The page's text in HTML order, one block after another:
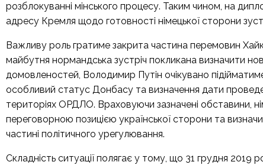
розблокуванні мінського процесу. Таким чином, на
адресу Кремля щодо готовності німецької сторони
Важливу роль гратиме закрита частина перемовин
майбутня нормандська зустріч покликана визначити
домовленостей, Володимир Путін очікувано
особливий статус Донбасу та визначення дати
територіях ОРДЛО. Враховуючи зазначені обставини,
переговорною позицією української сторони та
частині політичного урегулювання.
Складність ситуації полягає у тому, що 31 грудня 2019